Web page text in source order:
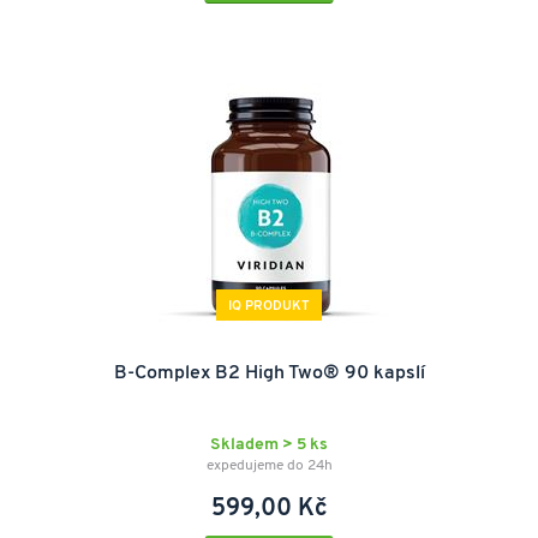
nulovým, nebo minimalizovaným obsahem balastních
aditiv a umělých sladidel.
IQ PRODUKT
B-Complex B2 High Two® 90 kapslí
Skladem > 5 ks
expedujeme do 24h
599,00 Kč